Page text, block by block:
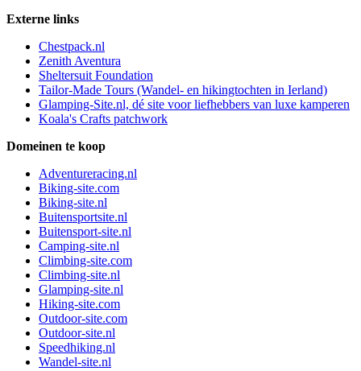
Externe links
Chestpack.nl
Zenith Aventura
Sheltersuit Foundation
Tailor-Made Tours (Wandel- en hikingtochten in Ierland)
Glamping-Site.nl, dé site voor liefhebbers van luxe kamperen
Koala's Crafts patchwork
Domeinen te koop
Adventureracing.nl
Biking-site.com
Biking-site.nl
Buitensportsite.nl
Buitensport-site.nl
Camping-site.nl
Climbing-site.com
Climbing-site.nl
Glamping-site.nl
Hiking-site.com
Outdoor-site.com
Outdoor-site.nl
Speedhiking.nl
Wandel-site.nl